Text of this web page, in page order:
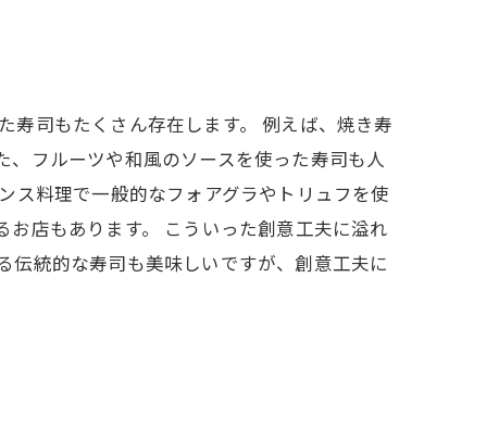
寿司もたくさん存在します。 例えば、焼き寿
フルーツや和風のソースを使った寿司も人
ス料理で一般的なフォアグラやトリュフを使
店もあります。 こういった創意工夫に溢れ
伝統的な寿司も美味しいですが、創意工夫に